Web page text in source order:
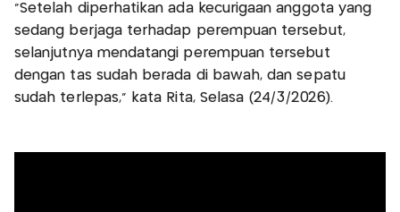
“Setelah diperhatikan ada kecurigaan anggota yang
sedang berjaga terhadap perempuan tersebut,
selanjutnya mendatangi perempuan tersebut
dengan tas sudah berada di bawah, dan sepatu
sudah terlepas,” kata Rita, Selasa (24/3/2026).